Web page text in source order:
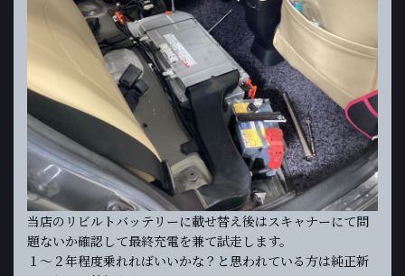
当店のリビルトバッテリーに載せ替え後はスキャナーにて問
題ないか確認して最終充電を兼て試走します。
１～２年程度乗れればいいかな？と思われている方は純正新